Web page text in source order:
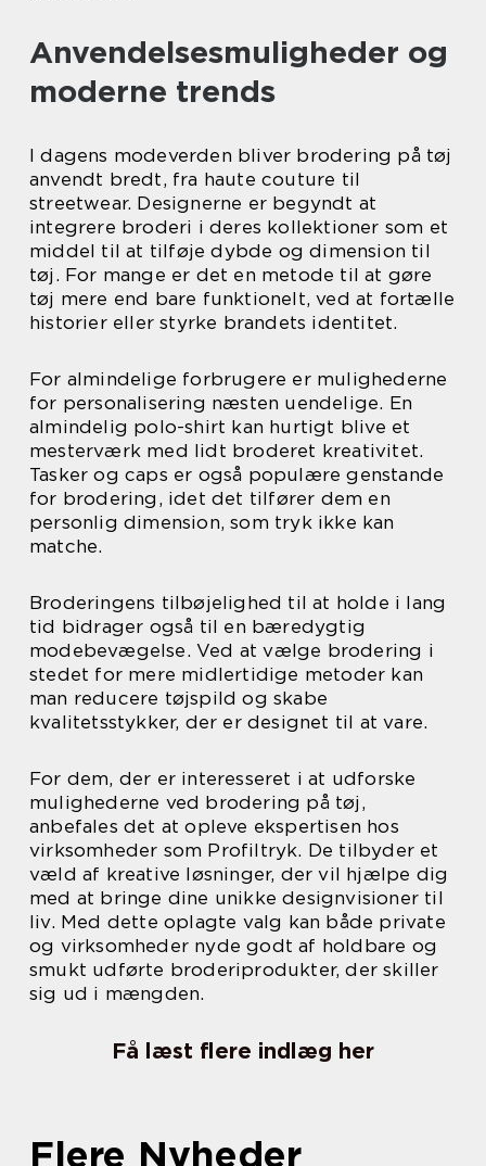
Anvendelsesmuligheder og
moderne trends
I dagens modeverden bliver brodering på tøj
anvendt bredt, fra haute couture til
streetwear. Designerne er begyndt at
integrere broderi i deres kollektioner som et
middel til at tilføje dybde og dimension til
tøj. For mange er det en metode til at gøre
tøj mere end bare funktionelt, ved at fortælle
historier eller styrke brandets identitet.
For almindelige forbrugere er mulighederne
for personalisering næsten uendelige. En
almindelig polo-shirt kan hurtigt blive et
mesterværk med lidt broderet kreativitet.
Tasker og caps er også populære genstande
for brodering, idet det tilfører dem en
personlig dimension, som tryk ikke kan
matche.
Broderingens tilbøjelighed til at holde i lang
tid bidrager også til en bæredygtig
modebevægelse. Ved at vælge brodering i
stedet for mere midlertidige metoder kan
man reducere tøjspild og skabe
kvalitetsstykker, der er designet til at vare.
For dem, der er interesseret i at udforske
mulighederne ved brodering på tøj,
anbefales det at opleve ekspertisen hos
virksomheder som Profiltryk. De tilbyder et
væld af kreative løsninger, der vil hjælpe dig
med at bringe dine unikke designvisioner til
liv. Med dette oplagte valg kan både private
og virksomheder nyde godt af holdbare og
smukt udførte broderiprodukter, der skiller
sig ud i mængden.
Få læst flere indlæg her
Flere Nyheder